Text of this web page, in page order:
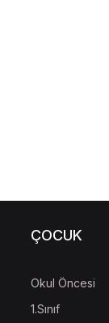
ÇOCUK
Okul Öncesi
1.Sınıf